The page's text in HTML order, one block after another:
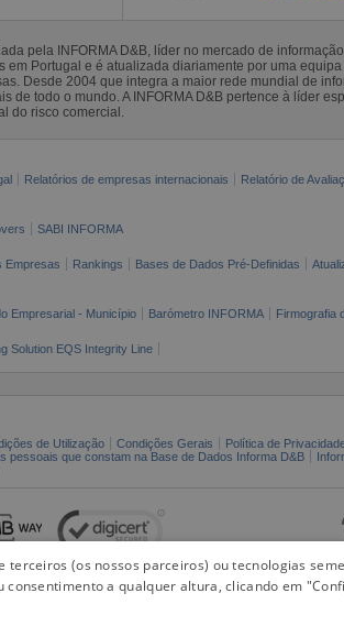
pela INFORMA D&B, líder no mercado de
em Portugal e é atualizada diariamente por uma
Desde 2004 que integra a maior rede mundial de
de todo o mundo. A INFORMA D&B pertence à líder
do risco comercial.
Relatórios de empresas internacionais Relatório de
SABI INFORMA
Empresas Rankings Bases de Dados Pré-Definidas
Empresarial - Município Barómetro INFORMA Firmografia
Solution EQS Integrity Line
de Utilização Condições Gerais Política de
pessoais que constam na Base de Dados Informa D&B
(os nossos parceiros) ou tecnologias
a qualquer altura, clicando em